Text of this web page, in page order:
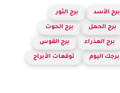
برج الأسد برج الثور
برج الحمل برج الحوت
برج العذراء برج القوس
برجك اليوم توقعات الأبراج